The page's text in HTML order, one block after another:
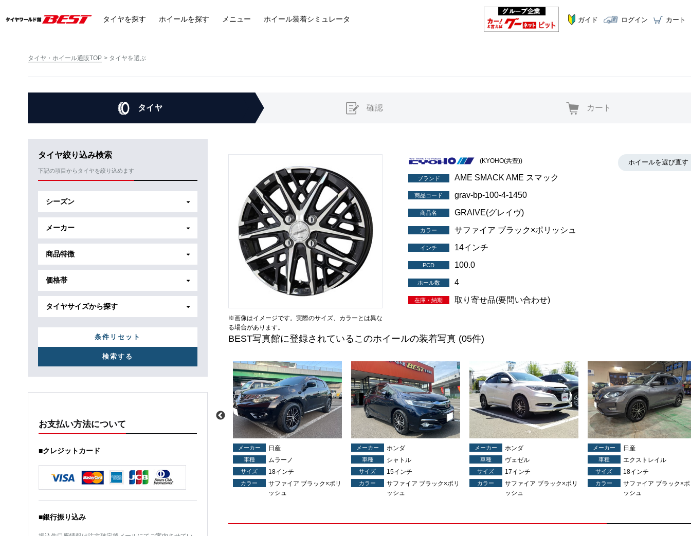
タイヤを探す ホイールを探す メニュー ホイール装着シミュレータ ガイド ログイン カート
タイヤ・ホイール通販TOP タイヤを選ぶ
タイヤ 確認 カート
タイヤ絞り込み検索
下記の項目からタイヤを絞り込めます
シーズン
メーカー
商品特徴
価格帯
タイヤサイズから探す
条件リセット
お支払い方法について
■クレジットカード
■銀行振り込み
※画像はイメージです。実際のサイズ、カラーとは異な
る場合があります。
ホイールを選び直す
(KYOHO(共豊))
ブランド AME SMACK AME スマック
商品コード grav-bp-100-4-1450
商品名 GRAIVE(グレイヴ)
カラー サファイア ブラック×ポリッシュ
インチ 14インチ
PCD 100.0
ホール数 4
在庫・納期 取り寄せ品(要問い合わせ)
BEST写真館に登録されているこのホイールの装着写真(05件)
日産
サファイア ブラック×ポリ
サイズ 15インチ
カラー
サファイア ブラック×ポリ
メーカー 日産
車種 ムラーノ
サイズ 18インチ
カラー
サファイア ブラック×ポリ
ッシュ
メーカー ホンダ
車種 シャトル
サイズ 15インチ
カラー
サファイア ブラック×ポリ
ッシュ
メーカー ホンダ
車種 ヴェゼル
サイズ 17インチ
カラー
サファイア ブラック×ポリ
ッシュ
メーカー 日産
車種 エクストレイル
サイズ 18インチ
カラー
サファイア ブラック×
ッシュ